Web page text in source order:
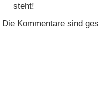
steht!
Die Kommentare sind